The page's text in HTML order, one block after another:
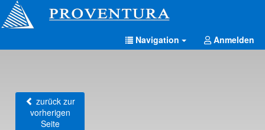
Navigation Anmelden
zurück zur
vorherigen
Seite